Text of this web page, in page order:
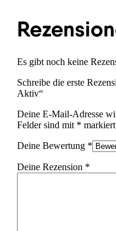
Es gibt noch keine
Schreibe die erste
Aktiv“
Deine E-Mail-Adresse
Felder sind mit * markiert
Deine Bewertung *
Deine Rezension *